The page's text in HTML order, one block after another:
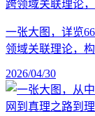
一张大图，详览
领域关联理论，
2026/04/30